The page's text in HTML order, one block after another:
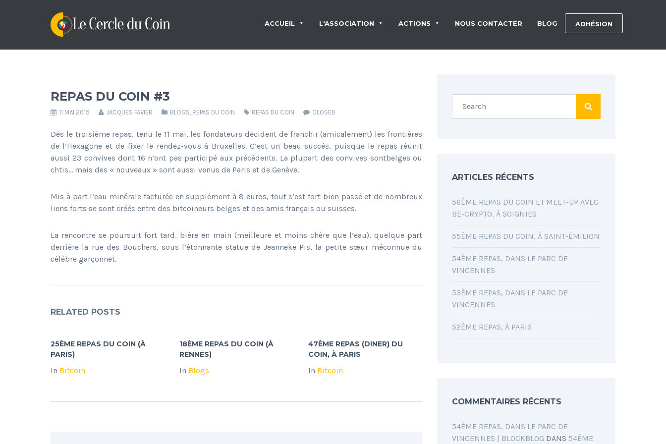
ACCUEIL L'ASSOCIATION ACTIONS NOUS CONTACTER BLOG ADHÉSION
REPAS DU COIN #3
11 MAI 2015 JACQUES FAVIER BLOGS, REPAS DU COIN REPAS DU COIN CLOSED
Dès le troisième repas, tenu le 11 mai, les fondateurs décident de franchir (amicalement) les frontières
de l’Hexagone et de fixer le rendez-vous à Bruxelles. C’est un beau succès, puisque le repas réunit
aussi 23 convives dont 16 n’ont pas participé aux précédents. La plupart des convives sontbelges ou
chtis… mais des « nouveaux » sont aussi venus de Paris et de Genève.
Mis à part l’eau minérale facturée en supplément à 8 euros, tout s’est fort bien passé et de nombreux
liens forts se sont créés entre des bitcoineurs belges et des amis français ou suisses.
La rencontre se poursuit fort tard, bière en main (meilleure et moins chère que l’eau), quelque part
derrière la rue des Bouchers, sous l’étonnante statue de Jeanneke Pis, la petite sœur méconnue du
célèbre garçonnet.
RELATED POSTS
25ÈME REPAS DU COIN (À
PARIS)
In Bitcoin
18ÈME REPAS DU COIN (À
RENNES)
In Blogs
47ÈME REPAS (DINER) DU
COIN, À PARIS
In Bitcoin
ARTICLES RÉCENTS
56ÈME REPAS DU COIN ET MEET-UP AVEC
BE-CRYPTO, À SOIGNIES
55ÈME REPAS DU COIN, À SAINT-ÉMILION
54ÈME REPAS, DANS LE PARC DE
VINCENNES
53ÈME REPAS, DANS LE PARC DE
VINCENNES
52ÈME REPAS, À PARIS
COMMENTAIRES RÉCENTS
54ÈME REPAS, DANS LE PARC DE
VINCENNES | BLOCKBLOG DANS 54ÈME